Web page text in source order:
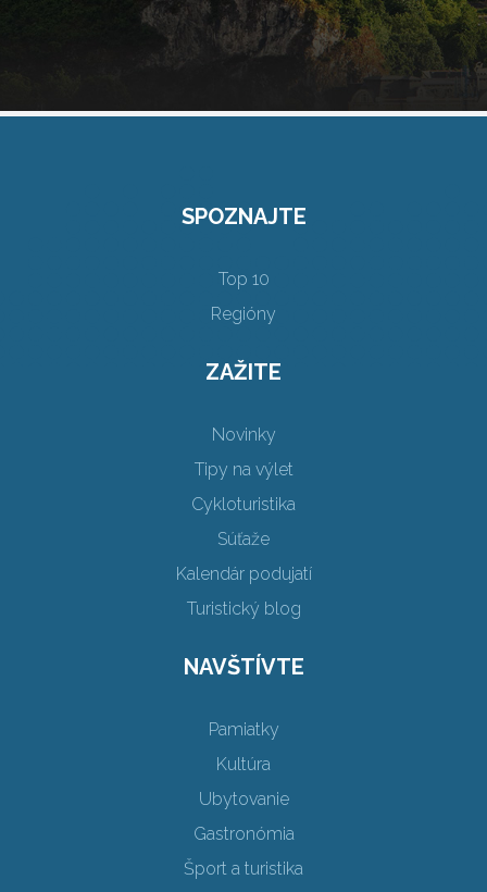
SPOZNAJTE
Top 10
Regióny
ZAŽITE
Novinky
Tipy na výlet
Cykloturistika
Súťaže
Kalendár podujatí
Turistický blog
NAVŠTÍVTE
Pamiatky
Kultúra
Ubytovanie
Gastronómia
Šport a turistika